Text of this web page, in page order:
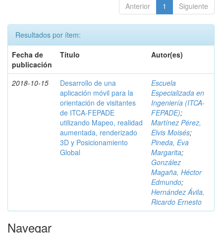
Anterior 1 Siguiente
Resultados por ítem:
Fecha de
publicación
Título Autor(es)
2018-10-15
Desarrollo de una
aplicación móvil para la
orientación de visitantes
de ITCA-FEPADE
utilizando Mapeo, realidad
aumentada, renderizado
3D y Posicionamiento
Global
Escuela
Especializada en
Ingeniería (ITCA-
FEPADE);
Martínez Pérez,
Elvis Moisés;
Pineda, Eva
Margarita;
González
Magaña, Héctor
Edmundo;
Hernández Ávila,
Ricardo Ernesto
Navegar